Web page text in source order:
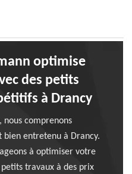
optimise
des petits
à Drancy
nous comprenons
bien entretenu à Drancy.
à optimiser votre
travaux à des prix